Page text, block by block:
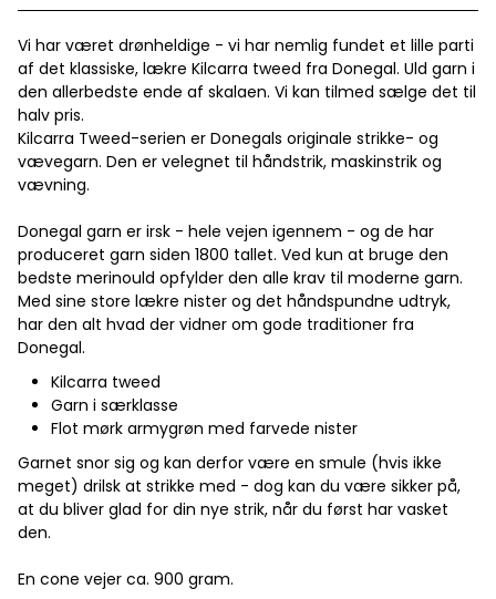
Vi har været drønheldige - vi har nemlig fundet et lille parti
af det klassiske, lækre Kilcarra tweed fra Donegal. Uld garn i
den allerbedste ende af skalaen. Vi kan tilmed sælge det til
halv pris.
Kilcarra Tweed-serien er Donegals originale strikke- og
vævegarn. Den er velegnet til håndstrik, maskinstrik og
vævning.
Donegal garn er irsk - hele vejen igennem - og de har
produceret garn siden 1800 tallet. Ved kun at bruge den
bedste merinould opfylder den alle krav til moderne garn.
Med sine store lækre nister og det håndspundne udtryk,
har den alt hvad der vidner om gode traditioner fra
Donegal.
Kilcarra tweed
Garn i særklasse
Flot mørk armygrøn med farvede nister
Garnet snor sig og kan derfor være en smule (hvis ikke
meget) drilsk at strikke med - dog kan du være sikker på,
at du bliver glad for din nye strik, når du først har vasket
den.
En cone vejer ca. 900 gram.